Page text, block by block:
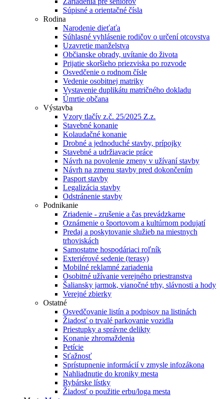
Súpisné a orientačné čísla
Rodina
Narodenie dieťaťa
Súhlasné vyhlásenie rodičov o určení otcovstva
Uzavretie manželstva
Občianske obrady, uvítanie do života
Prijatie skoršieho priezviska po rozvode
Osvedčenie o rodnom čísle
Vedenie osobitnej matriky
Vystavenie duplikátu matričného dokladu
Úmrtie občana
Výstavba
Vzory tlačív z.č. 25/2025 Z.z.
Stavebné konanie
Kolaudačné konanie
Drobné a jednoduché stavby, prípojky
Stavebné a udržiavacie práce
Návrh na povolenie zmeny v užívaní stavby
Návrh na zmenu stavby pred dokončením
Pasport stavby
Legalizácia stavby
Odstránenie stavby
Podnikanie
Zriadenie - zrušenie a čas prevádzkarne
Oznámenie o športovom a kultúrnom podujatí
Predaj a poskytovanie služieb na miestnych
trhoviskách
Samostatne hospodáriaci roľník
Exteriérové sedenie (terasy)
Mobilné reklamné zariadenia
Osobitné užívanie verejného priestranstva
Šaliansky jarmok, vianočné trhy, slávnosti a hody
Verejné zbierky
Ostatné
Osvedčovanie listín a podpisov na listinách
Žiadosť o trvalé parkovanie vozidla
Priestupky a správne delikty
Konanie zhromaždenia
Petície
Sťažnosť
Sprístupnenie informácií v zmysle infozákona
Nahliadnutie do kroniky mesta
Rybárske lístky
Žiadosť o použitie erbu/loga mesta